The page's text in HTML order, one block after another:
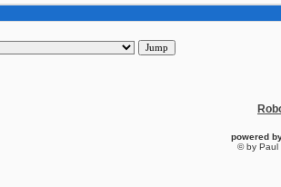
powered
© by Paul